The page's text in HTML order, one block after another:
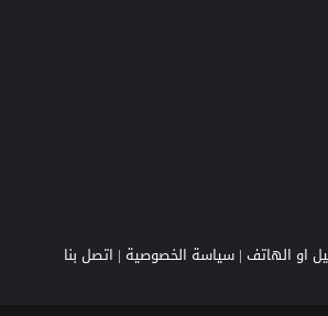
او الهاتف |سياسة الخصوصية | اتصل بنا